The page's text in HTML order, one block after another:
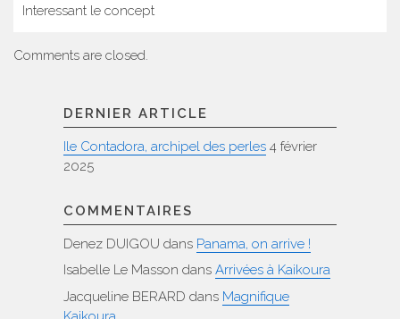
Interessant le concept
Comments are closed.
DERNIER ARTICLE
Ile Contadora, archipel des perles 4 février
2025
COMMENTAIRES
Denez DUIGOU dans Panama, on arrive !
Isabelle Le Masson dans Arrivées à Kaikoura
Jacqueline BERARD dans Magnifique